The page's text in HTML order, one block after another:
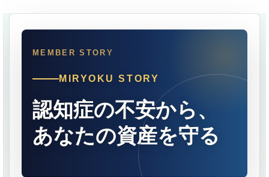
MIRYOKU STORY
認知症の不安から、
あなたの資産を守る